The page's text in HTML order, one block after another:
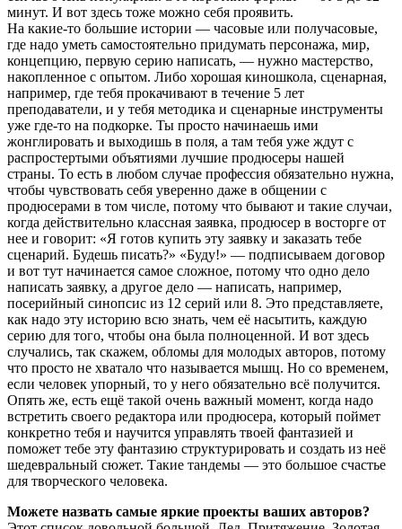
минут. И вот здесь тоже можно себя проявить.
На какие-то большие истории — часовые или получасовые,
где надо уметь самостоятельно придумать персонажа, мир,
концепцию, первую серию написать, — нужно мастерство,
накопленное с опытом. Либо хорошая киношкола, сценарная,
например, где тебя прокачивают в течение 5 лет
преподаватели, и у тебя методика и сценарные инструменты
уже где-то на подкорке. Ты просто начинаешь ими
жонглировать и выходишь в поля, а там тебя уже ждут с
распростертыми объятиями лучшие продюсеры нашей
страны. То есть в любом случае профессия обязательно нужна,
чтобы чувствовать себя уверенно даже в общении с
продюсерами в том числе, потому что бывают и такие случаи,
когда действительно классная заявка, продюсер в восторге от
нее и говорит: «Я готов купить эту заявку и заказать тебе
сценарий. Будешь писать?» «Буду!» — подписываем договор
и вот тут начинается самое сложное, потому что одно дело
написать заявку, а другое дело — написать, например,
посерийный синопсис из 12 серий или 8. Это представляете,
как надо эту историю всю знать, чем её насытить, каждую
серию для того, чтобы она была полноценной. И вот здесь
случались, так скажем, обломы для молодых авторов, потому
что просто не хватало что называется мышц. Но со временем,
если человек упорный, то у него обязательно всё получится.
Опять же, есть ещё такой очень важный момент, когда надо
встретить своего редактора или продюсера, который поймет
конкретно тебя и научится управлять твоей фантазией и
поможет тебе эту фантазию структурировать и создать из неё
шедевральный сюжет. Такие тандемы — это большое счастье
для творческого человека.
Можете назвать самые яркие проекты ваших авторов?